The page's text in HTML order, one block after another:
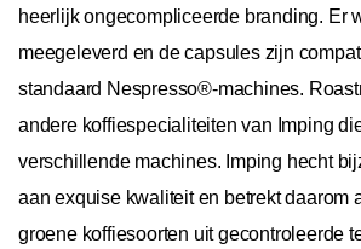
heerlijk ongecompliceerde branding. Er
meegeleverd en de capsules zijn
standaard Nespresso®-machines.
andere koffiespecialiteiten van Imping
verschillende machines. Imping hecht
aan exquise kwaliteit en betrekt daarom
groene koffiesoorten uit gecontroleerde